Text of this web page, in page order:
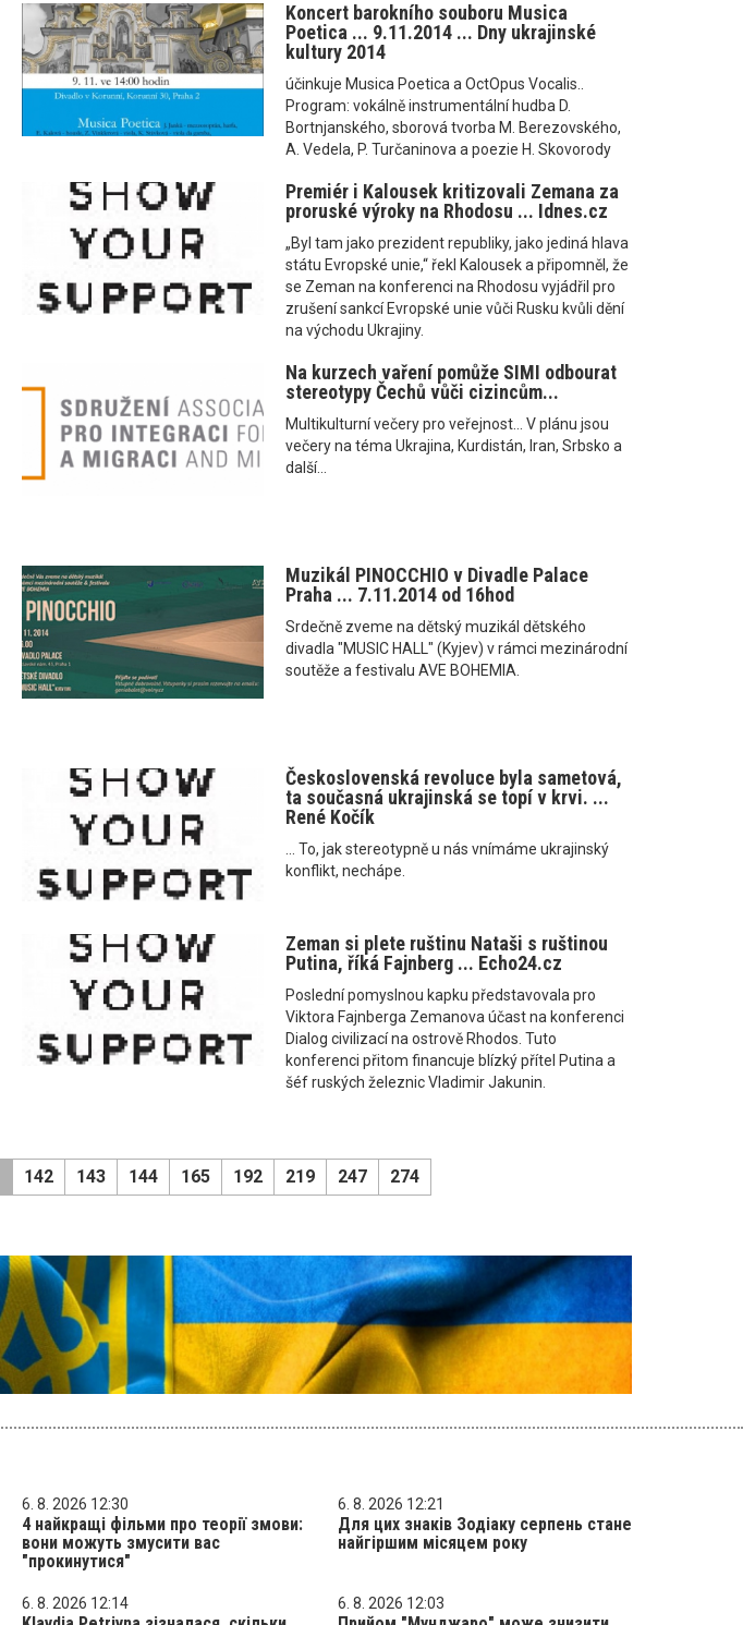
Koncert barokního souboru Musica
Poetica ... 9.11.2014 ... Dny ukrajinské
kultury 2014
účinkuje Musica Poetica a OctOpus Vocalis..
Program: vokálně instrumentální hudba D.
Bortnjanského, sborová tvorba M. Berezovského,
A. Vedela, P. Turčaninova a poezie H. Skovorody
Premiér i Kalousek kritizovali Zemana za
proruské výroky na Rhodosu ... Idnes.cz
„Byl tam jako prezident republiky, jako jediná hlava
státu Evropské unie,“ řekl Kalousek a připomněl, že
se Zeman na konferenci na Rhodosu vyjádřil pro
zrušení sankcí Evropské unie vůči Rusku kvůli dění
na východu Ukrajiny.
Na kurzech vaření pomůže SIMI odbourat
stereotypy Čechů vůči cizincům...
Multikulturní večery pro veřejnost... V plánu jsou
večery na téma Ukrajina, Kurdistán, Iran, Srbsko a
další...
Muzikál PINOCCHIO v Divadle Palace
Praha ... 7.11.2014 od 16hod
Srdečně zveme na dětský muzikál dětského
divadla "MUSIC HALL" (Kyjev) v rámci mezinárodní
soutěže a festivalu AVE BOHEMIA.
Československá revoluce byla sametová,
ta současná ukrajinská se topí v krvi. ...
René Kočík
... To, jak stereotypně u nás vnímáme ukrajinský
konflikt, nechápe.
Zeman si plete ruštinu Nataši s ruštinou
Putina, říká Fajnberg ... Echo24.cz
Poslední pomyslnou kapku představovala pro
Viktora Fajnberga Zemanova účast na konferenci
Dialog civilizací na ostrově Rhodos. Tuto
konferenci přitom financuje blízký přítel Putina a
šéf ruských železnic Vladimir Jakunin.
142 143 144 165 192 219 247 274
6. 8. 2026 12:30
4 найкращі фільми про теорії змови:
вони можуть змусити вас
"прокинутися"
6. 8. 2026 12:21
Для цих знаків Зодіаку серпень стане
найгіршим місяцем року
6. 8. 2026 12:14 6. 8. 2026 12:03